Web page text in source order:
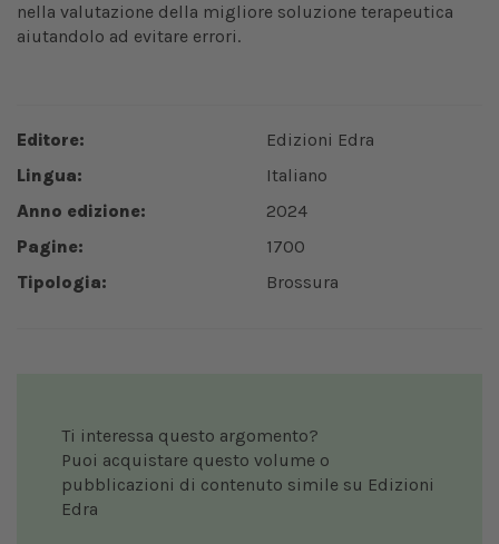
nella valutazione della migliore soluzione terapeutica
aiutandolo ad evitare errori.
Editore:
Edizioni Edra
Lingua:
Italiano
Anno edizione:
2024
Pagine:
1700
Tipologia:
Brossura
Ti interessa questo argomento?
Puoi acquistare questo volume o
pubblicazioni di contenuto simile su Edizioni
Edra